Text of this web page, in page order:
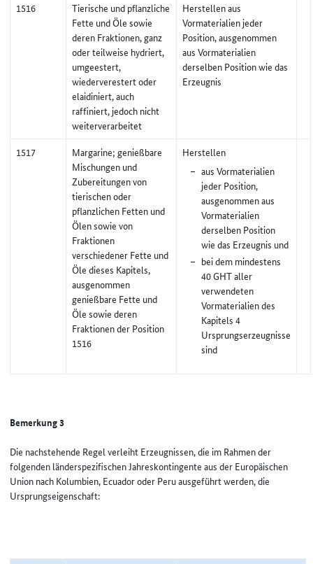
1516
Tierische und pflanzliche
Fette und Öle sowie
deren Fraktionen, ganz
oder teilweise hydriert,
umgeestert,
wiederverestert oder
elaidiniert, auch
raffiniert, jedoch nicht
weiterverarbeitet
Herstellen aus
Vormaterialien jeder
Position, ausgenommen
aus Vormaterialien
derselben Position wie das
Erzeugnis
1517
Margarine; genießbare
Mischungen und
Zubereitungen von
tierischen oder
pflanzlichen Fetten und
Ölen sowie von
Fraktionen
verschiedener Fette und
Öle dieses Kapitels,
ausgenommen
genießbare Fette und
Öle sowie deren
Fraktionen der Position
1516
Herstellen
aus Vormaterialien
jeder Position,
ausgenommen aus
Vormaterialien
derselben Position
wie das Erzeugnis und
bei dem mindestens
40 GHT aller
verwendeten
Vormaterialien des
Kapitels 4
Ursprungserzeugnisse
sind
Bemerkung 3
Die nachstehende Regel verleiht Erzeugnissen, die im Rahmen der
folgenden länderspezifischen Jahreskontingente aus der Europäischen
Union nach Kolumbien, Ecuador oder Peru ausgeführt werden, die
Ursprungseigenschaft: